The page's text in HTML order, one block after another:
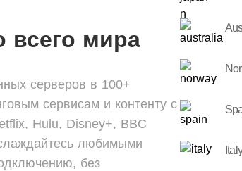
Italy
всего мира
серверов в 100+
сервисам и контенту с
Hulu, Disney+, BBC
любимыми
без